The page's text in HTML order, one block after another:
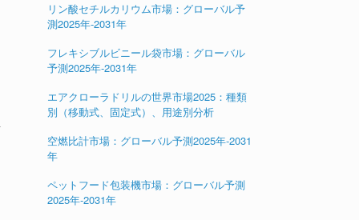
リン酸セチルカリウム市場：グローバル予
測2025年-2031年
フレキシブルビニール袋市場：グローバル
予測2025年-2031年
エアクローラドリルの世界市場2025：種類
別（移動式、固定式）、用途別分析
空燃比計市場：グローバル予測2025年-2031
年
ペットフード包装機市場：グローバル予測
2025年-2031年